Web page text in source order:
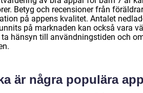
Betyg och recensioner från
på appens kvalitet. Antalet
på marknaden kan också vara
ta hänsyn till användningstiden och
är några populära